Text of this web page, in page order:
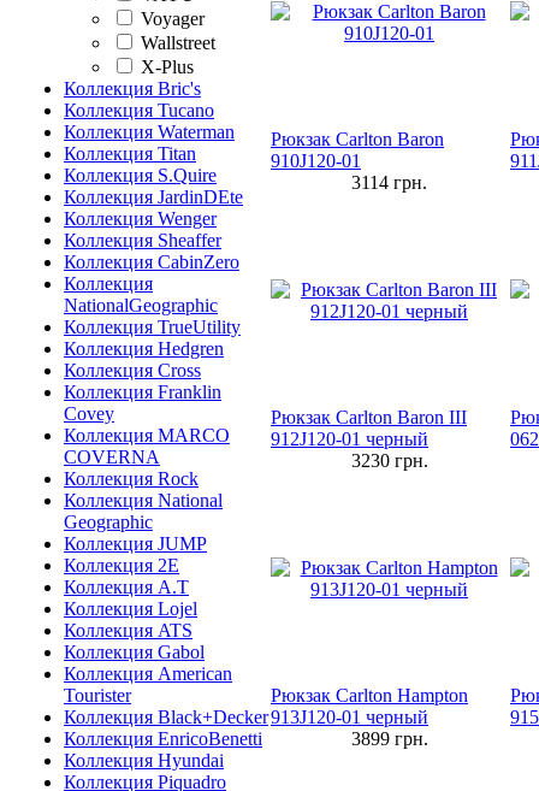
Voyager
Wallstreet
X-Plus
Коллекция Bric's
Коллекция Tucano
Коллекция Waterman
Коллекция Titan
Коллекция S.Quire
Коллекция JardinDEte
Коллекция Wenger
Коллекция Sheaffer
Коллекция CabinZero
Коллекция
NationalGeographic
Коллекция TrueUtility
Коллекция Hedgren
Коллекция Cross
Коллекция Franklin
Covey
Коллекция MARCO
COVERNA
Коллекция Rock
Коллекция National
Geographic
Коллекция JUMP
Коллекция 2E
Коллекция A.T
Коллекция Lojel
Коллекция ATS
Коллекция Gabol
Коллекция American
Tourister
Коллекция Black+Decker
Коллекция EnricoBenetti
Коллекция Hyundai
Коллекция Piquadro
Рюкзак Carlton Baron
910J120-01
3114 грн.
Рюкзак Carlton Baron III
912J120-01 черный
3230грн.
Рюкзак Carlton Hampton
913J120-01 черный
3899грн.